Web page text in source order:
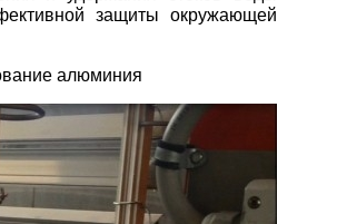
защиты окружающей
алюминия